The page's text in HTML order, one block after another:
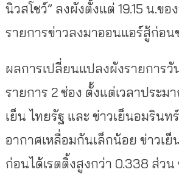
นิวสโชว์” ลงผังตั้งแต่ 19.15 น.ขอ
รายการข่าวลงมาออนแอร์สู้ก่อน
ผลการเปลี่ยนแปลงผังรายการวั
รายการ 2 ช่อง ตั้งแต่เวลาประม
เย็น ไทยรัฐ และ ข่าวเย็นอมรินท
อากาศเหลื่อมกันเล็กน้อย ข่าวเ
ก่อนได้เรตติ้งสูงกว่า 0.338 ส่ว